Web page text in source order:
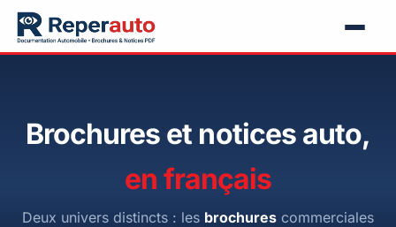
Brochures et notices auto,
en français
Deux univers distincts : les brochures commerciales